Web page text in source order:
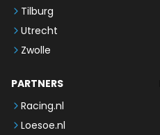
Tilburg
Utrecht
Zwolle
PARTNERS
Racing.nl
Loesoe.nl